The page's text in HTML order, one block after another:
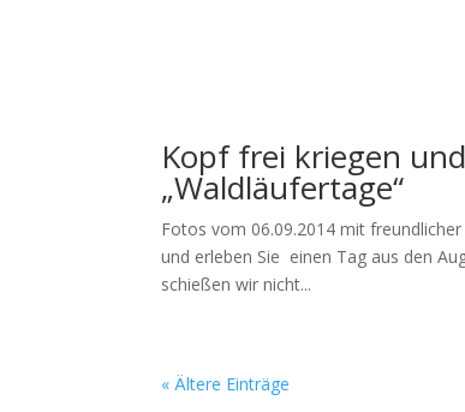
Kopf frei kriegen
„Waldläufertage“
Fotos vom 06.09.2014 mit
und erleben Sie einen Tag aus den
schießen wir nicht...
« Ältere Einträge